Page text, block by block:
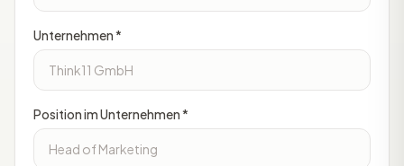
Unternehmen *
Position im Unternehmen *